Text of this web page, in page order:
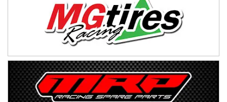
SUR SANTAFESINO - F4
José Samuel Sánchez (Tierra)
Rufino (Santa Fe)
TUCUMANO - F5
Juan Navarro (Asfalto)
El Timbó (Tucumán)
COBERTURA ESPECIAL DE E-KART.COM.AR
08/09-AGO